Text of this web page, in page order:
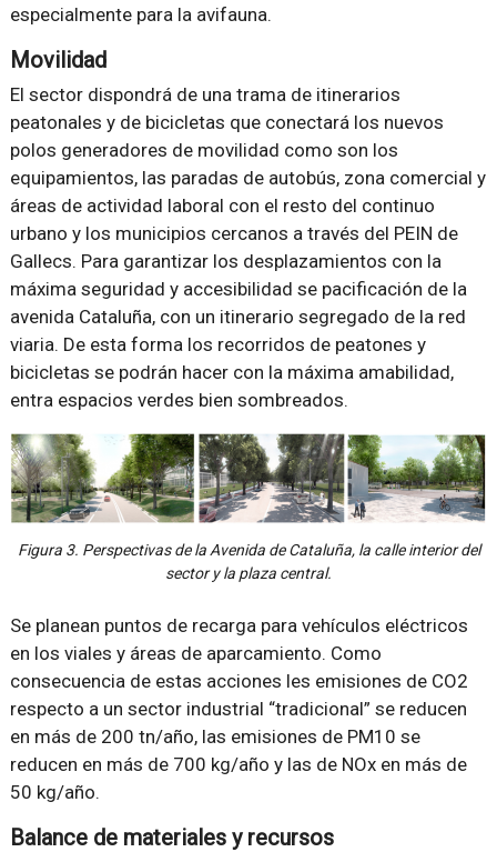
especialmente para la avifauna.
Movilidad
El sector dispondrá de una trama de itinerarios
peatonales y de bicicletas que conectará los nuevos
polos generadores de movilidad como son los
equipamientos, las paradas de autobús, zona comercial y
áreas de actividad laboral con el resto del continuo
urbano y los municipios cercanos a través del PEIN de
Gallecs. Para garantizar los desplazamientos con la
máxima seguridad y accesibilidad se pacificación de la
avenida Cataluña, con un itinerario segregado de la red
viaria. De esta forma los recorridos de peatones y
bicicletas se podrán hacer con la máxima amabilidad,
entra espacios verdes bien sombreados.
Figura 3. Perspectivas de la Avenida de Cataluña, la calle interior del
sector y la plaza central.
Se planean puntos de recarga para vehículos eléctricos
en los viales y áreas de aparcamiento. Como
consecuencia de estas acciones les emisiones de CO2
respecto a un sector industrial “tradicional” se reducen
en más de 200 tn/año, las emisiones de PM10 se
reducen en más de 700 kg/año y las de NOx en más de
50 kg/año.
Balance de materiales y recursos